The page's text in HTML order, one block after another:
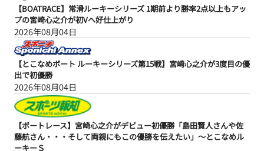
【BOATRACE】常滑ルーキーシリーズ 1期前より勝率2点以上もアッ
プの宮崎心之介が初Vへ好仕上がり
2026年08月04日
【とこなめボート ルーキーシリーズ第15戦】宮崎心之介が3度目の優
出で初優勝
2026年08月04日
【ボートレース】宮崎心之介がデビュー初優勝「島田賢人さんや佐
藤航さん・・・そして両親にもこの優勝を伝えたい」～とこなめル
ーキーＳ